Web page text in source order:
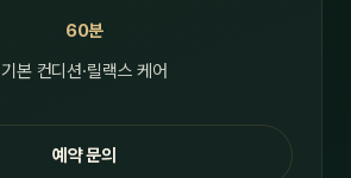
60분
기본 컨디션·릴랙스 케어
예약 문의